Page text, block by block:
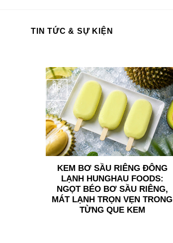
TIN TỨC & SỰ KIỆN
KEM BƠ SẦU RIÊNG ĐÔNG
LẠNH HUNGHAU FOODS:
NGỌT BÉO BƠ SẦU RIÊNG,
MÁT LẠNH TRỌN VẸN TRONG
TỪNG QUE KEM
06
Aug